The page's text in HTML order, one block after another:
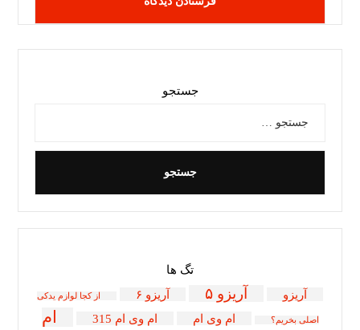
جستجو
تگ ها
آریزو آریزو ۵ آریزو ۶ از کجا لوازم یدکی
اصلی بخریم؟ ام وی ام ام وی ام 315
ام